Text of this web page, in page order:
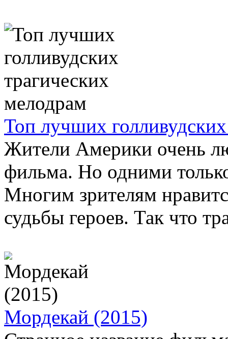
Топ лучших
Жители Америки очень
фильма. Но одними
Многим зрителям
судьбы героев. Так что
Мордекай (2015)